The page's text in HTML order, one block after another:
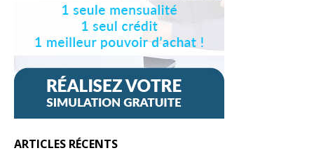
ARTICLES RÉCENTS